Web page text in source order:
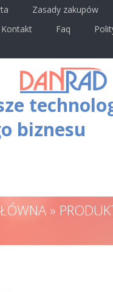
Zasady zakupów
Kontakt Faq
biznesu
»